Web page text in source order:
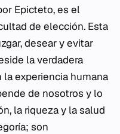
Epicteto, es el
de elección. Esta
desear y evitar
la verdadera
experiencia humana
de nosotros y lo
la riqueza y la salud
son